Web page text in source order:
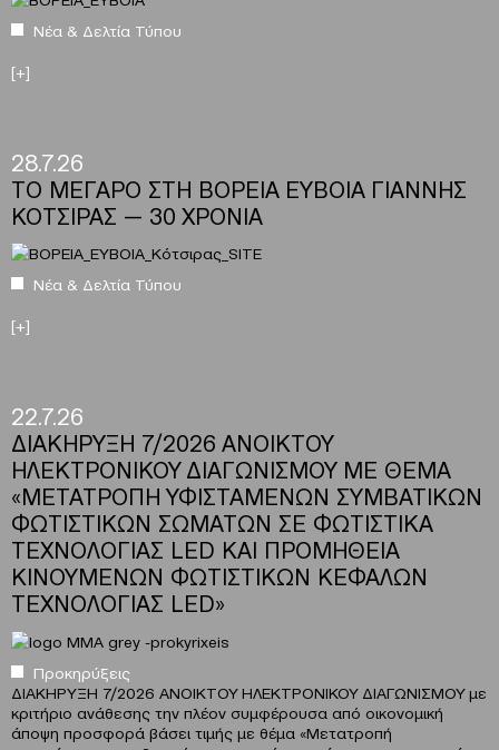
Νέα & Δελτία Τύπου
[+]
28.7.26
ΤΟ ΜΕΓΑΡΟ ΣΤΗ ΒΟΡΕΙΑ ΕΥΒΟΙΑ ΓΙΑΝΝΗΣ
ΚΟΤΣΙΡΑΣ — 30 ΧΡΟΝΙΑ
Νέα & Δελτία Τύπου
[+]
22.7.26
ΔΙΑΚΗΡΥΞΗ 7/2026 ΑΝΟΙΚΤΟΥ
ΗΛΕΚΤΡΟΝΙΚΟΥ ΔΙΑΓΩΝΙΣΜΟΥ ΜΕ ΘΕΜΑ
«ΜΕΤΑΤΡΟΠΗ ΥΦΙΣΤΑΜΕΝΩΝ ΣΥΜΒΑΤΙΚΩΝ
ΦΩΤΙΣΤΙΚΩΝ ΣΩΜΑΤΩΝ ΣΕ ΦΩΤΙΣΤΙΚΑ
ΤΕΧΝΟΛΟΓΙΑΣ LED ΚΑΙ ΠΡΟΜΗΘΕΙΑ
ΚΙΝΟΥΜΕΝΩΝ ΦΩΤΙΣΤΙΚΩΝ ΚΕΦΑΛΩΝ
ΤΕΧΝΟΛΟΓΙΑΣ LED»
Προκηρύξεις
ΔΙΑΚΗΡΥΞΗ 7/2026 ΑΝΟΙΚΤΟΥ ΗΛΕΚΤΡΟΝΙΚΟΥ ΔΙΑΓΩΝΙΣΜΟΥ με
κριτήριο ανάθεσης την πλέον συμφέρουσα από οικονομική
άποψη προσφορά βάσει τιμής με θέμα «Μετατροπή